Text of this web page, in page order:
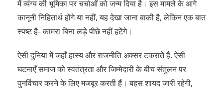
में व्यंग्य की भूमिका पर चर्चाओं को जन्म दिया है। इस मामले के आगे
कानूनी निहितार्थ होंगे या नहीं, यह देखा जाना बाकी है, लेकिन एक बात
स्पष्ट है- कामरा बिना लड़े पीछे नहीं हटेंगे।
ऐसी दुनिया में जहाँ हास्य और राजनीति अक्सर टकराते हैं, ऐसी
घटनाएँ समाज को स्वतंत्रता और जिम्मेदारी के बीच संतुलन पर
पुनर्विचार करने के लिए मजबूर करती हैं। बहस शायद जारी रहेगी,